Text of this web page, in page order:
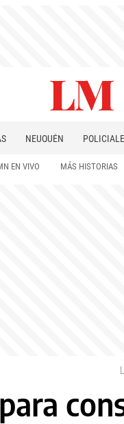
NEUQUÉN
EN VIVO MÁS HISTORIAS